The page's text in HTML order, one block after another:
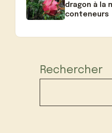
dragon à la
conteneurs
Rechercher